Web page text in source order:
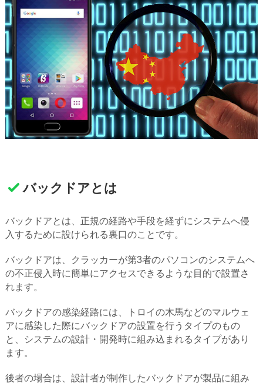
バックドアとは
バックドアとは、正規の経路や手段を経ずにシステムへ侵
入するために設けられる裏口のことです。
バックドアは、クラッカーが第3者のパソコンのシステムへ
の不正侵入時に簡単にアクセスできるような目的で設置さ
れます。
バックドアの感染経路には、トロイの木馬などのマルウェ
アに感染した際にバックドアの設置を行うタイプのもの
と、システムの設計・開発時に組み込まれるタイプがあり
ます。
後者の場合は、設計者が制作したバックドアが製品に組み